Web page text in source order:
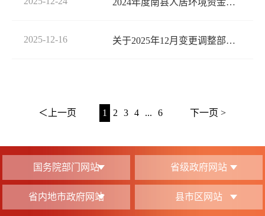
2024年度南县人居环境资金绩效评价报告
2025-12-16 关于2025年12月变更调整部分财政衔接资金项目计划的通知
＜上一页 1 2 3 4 ... 6 下一页 >
国务院部门网站 省级政府网站
省内地市政府网站 县市区网站